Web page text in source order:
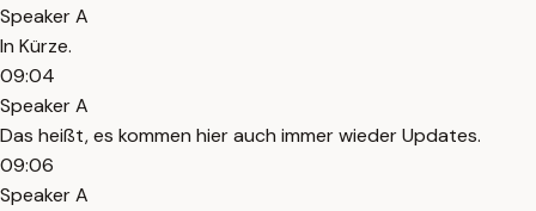
Speaker A
In Kürze.
09:04
Speaker A
Das heißt, es kommen hier auch immer wieder Updates.
09:06
Speaker A